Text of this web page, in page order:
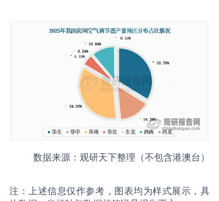
数据来源：观研天下整理（不包含港澳台）
注：上述信息仅作参考，图表均为样式展示，具